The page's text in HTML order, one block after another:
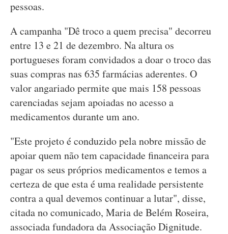
pessoas.
A campanha "Dê troco a quem precisa" decorreu
entre 13 e 21 de dezembro. Na altura os
portugueses foram convidados a doar o troco das
suas compras nas 635 farmácias aderentes. O
valor angariado permite que mais 158 pessoas
carenciadas sejam apoiadas no acesso a
medicamentos durante um ano.
"Este projeto é conduzido pela nobre missão de
apoiar quem não tem capacidade financeira para
pagar os seus próprios medicamentos e temos a
certeza de que esta é uma realidade persistente
contra a qual devemos continuar a lutar", disse,
citada no comunicado, Maria de Belém Roseira,
associada fundadora da Associação Dignitude.